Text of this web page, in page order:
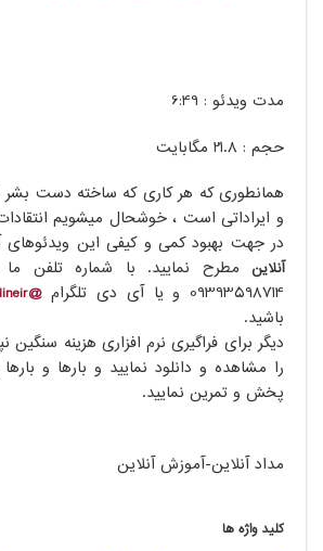
مدت ویدئو : ​​​​​6:​49
حجم : 21.8 مگابایت
همانطوری که هر کاری که ساخته دست
و ایراداتی است ، خوشحال میشویم
در جهت بهبود کمی و کیفی این
آنلاین مطرح نمایید. با شماره تلفن
09393598714 و یا آی دی تلگرام
@medadonlineir
باشید.
دیگر برای فراگیری نرم افزاری هزینه سنگین
را مشاهده و دانلود نمایید و بارها و
پخش و تمرین نمایید.
مداد آنلاین-آموزش آنلاین
کلید واژه ها